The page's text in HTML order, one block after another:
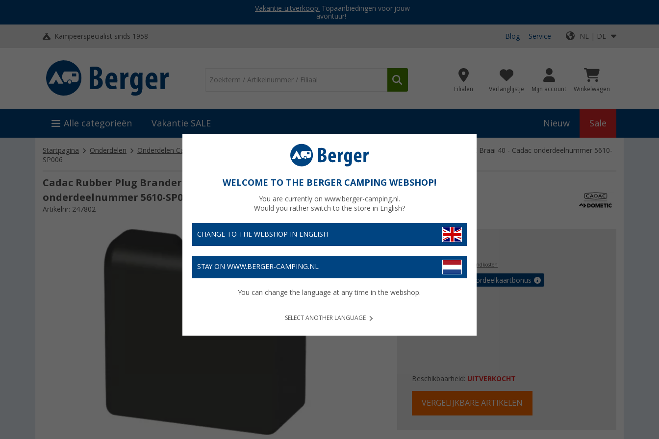
Vakantie-uitverkoop: Topaanbiedingen voor jouw
avontuur!
Kampeerspecialist sinds 1958 Blog Service NL | DE
Filialen Verlanglijstje Mijn account Winkelwagen
Alle categorieën Vakantie SALE Nieuw Sale
Startpagina Onderdelen Onderdelen Cadac Onderdelen Cadac barbecues
Cadac Rubber Plug Brander Pan voor Citi Chef 40 / E Braai 40 - Cadac onderdeelnummer 5610-
SP006
Cadac Rubber Plug Brander Pan voor Citi Chef 40 / E Braai 40 - Cadac
onderdeelnummer 5610-SP006
Artikelnr: 247802
€ 3,99
Prijzen incl. BTWplus verzendkosten
Verzeker tot 5% voordeelkaartbonus
Beschikbaarheid: UITVERKOCHT
VERGELIJKBARE ARTIKELEN
WELCOME TO THE BERGER CAMPING WEBSHOP!
You are currently on www.berger-camping.nl.
Would you rather switch to the store in English?
CHANGE TO THE WEBSHOP IN ENGLISH
STAY ON WWW.BERGER-CAMPING.NL
You can change the language at any time in the webshop.
SELECT ANOTHER LANGUAGE